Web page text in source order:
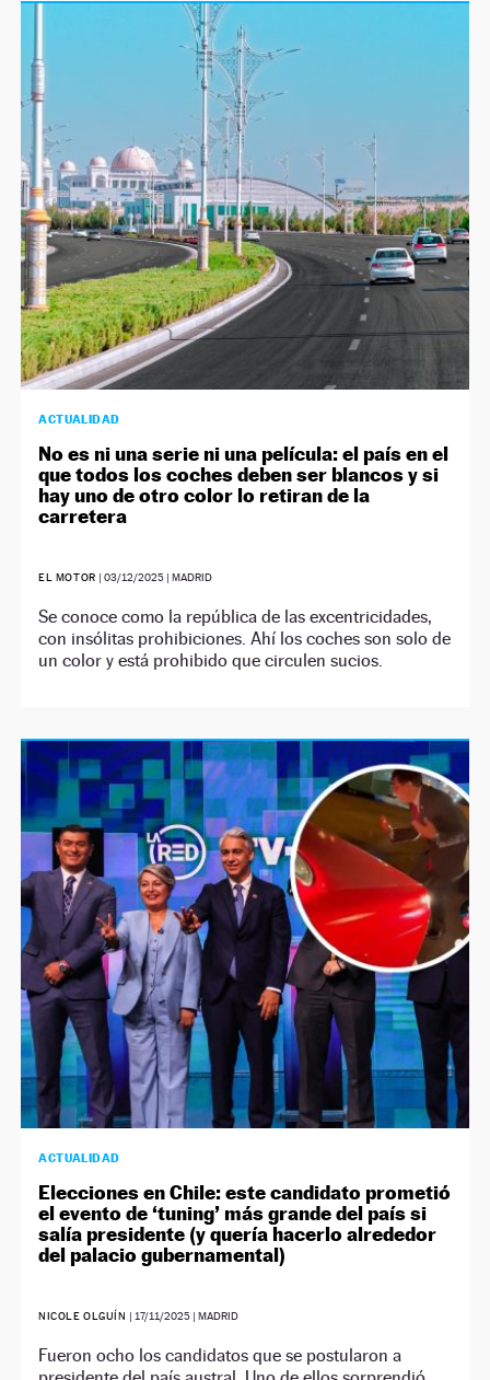
ACTUALIDAD
No es ni una serie ni una película: el país en el
que todos los coches deben ser blancos y si
hay uno de otro color lo retiran de la
carretera
EL MOTOR | 03/12/2025| MADRID
Se conoce como la república de las excentricidades,
con insólitas prohibiciones. Ahí los coches son solo de
un color y está prohibido que circulen sucios.
ACTUALIDAD
Elecciones en Chile: este candidato prometió
el evento de ‘tuning’ más grande del país si
salía presidente (y quería hacerlo alrededor
del palacio gubernamental)
NICOLE OLGUÍN | 17/11/2025| MADRID
Fueron ocho los candidatos que se postularon a